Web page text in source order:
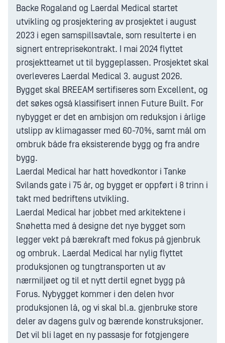
Backe Rogaland og Laerdal Medical startet
utvikling og prosjektering av prosjektet i august
2023 i egen samspillsavtale, som resulterte i en
signert entreprisekontrakt. I mai 2024 flyttet
prosjektteamet ut til byggeplassen. Prosjektet skal
overleveres Laerdal Medical 3. august 2026.
Bygget skal BREEAM sertifiseres som Excellent, og
det søkes også klassifisert innen Future Built. For
nybygget er det en ambisjon om reduksjon i årlige
utslipp av klimagasser med 60-70%, samt mål om
ombruk både fra eksisterende bygg og fra andre
bygg.
Laerdal Medical har hatt hovedkontor i Tanke
Svilands gate i 75 år, og bygget er oppført i 8 trinn i
takt med bedriftens utvikling.
Laerdal Medical har jobbet med arkitektene i
Snøhetta med å designe det nye bygget som
legger vekt på bærekraft med fokus på gjenbruk
og ombruk. Laerdal Medical har nylig flyttet
produksjonen og tungtransporten ut av
nærmiljøet og til et nytt dertil egnet bygg på
Forus. Nybygget kommer i den delen hvor
produksjonen lå, og vi skal bl.a. gjenbruke store
deler av dagens gulv og bærende konstruksjoner.
Det vil bli laget en ny passasje for fotgjengere